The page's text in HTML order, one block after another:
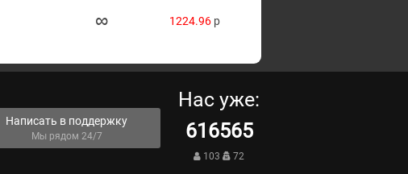
∞ 1224.96 p
Написать в поддержку
Мы рядом 24/7
Нас уже:
616565
103 72